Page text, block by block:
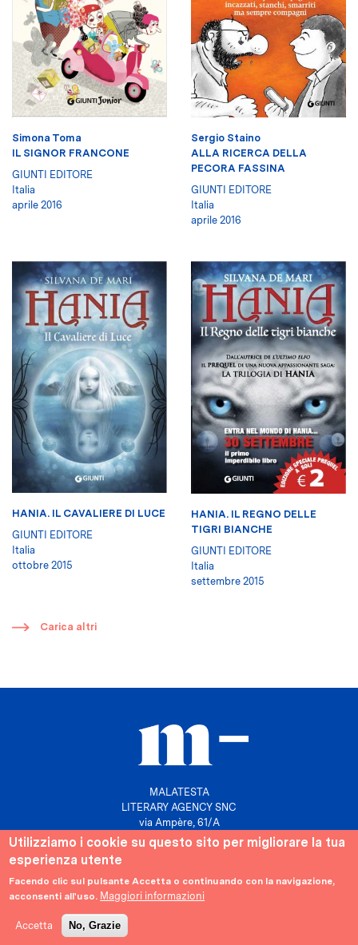
Simona Toma
IL SIGNOR FRANCONE
GIUNTI EDITORE
Italia
aprile 2016
Sergio Staino
ALLA RICERCA DELLA
PECORA FASSINA
GIUNTI EDITORE
Italia
aprile 2016
HANIA. IL CAVALIERE DI LUCE
GIUNTI EDITORE
Italia
ottobre 2015
HANIA. IL REGNO DELLE
TIGRI BIANCHE
GIUNTI EDITORE
Italia
settembre 2015
​ Carica altri
MALATESTA
LITERARY AGENCY SNC
via Ampère, 61/A
20131 Milano
info@agenziamalatesta.com
Privacy & Cookies
Utilizziamo i cookie su questo sito per migliorare la tua
esperienza utente
Facendo clic sul pulsante Accetta o continuando con la navigazione,
acconsenti all'uso. Maggiori informazioni
Accetta No, Grazie